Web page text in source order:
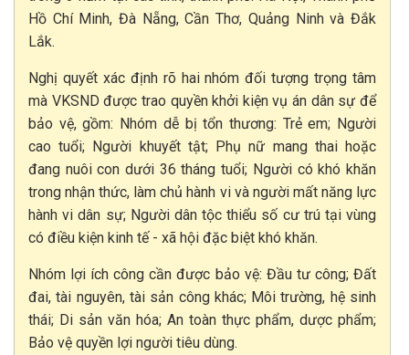
Hồ Chí Minh, Đà Nẵng, Cần Thơ, Quảng Ninh và Đắk
Lắk.
Nghị quyết xác định rõ hai nhóm đối tượng trọng tâm
mà VKSND được trao quyền khởi kiện vụ án dân sự để
bảo vệ, gồm: Nhóm dễ bị tổn thương: Trẻ em; Người
cao tuổi; Người khuyết tật; Phụ nữ mang thai hoặc
đang nuôi con dưới 36 tháng tuổi; Người có khó khăn
trong nhận thức, làm chủ hành vi và người mất năng lực
hành vi dân sự; Người dân tộc thiểu số cư trú tại vùng
có điều kiện kinh tế - xã hội đặc biệt khó khăn.
Nhóm lợi ích công cần được bảo vệ: Đầu tư công; Đất
đai, tài nguyên, tài sản công khác; Môi trường, hệ sinh
thái; Di sản văn hóa; An toàn thực phẩm, dược phẩm;
Bảo vệ quyền lợi người tiêu dùng.